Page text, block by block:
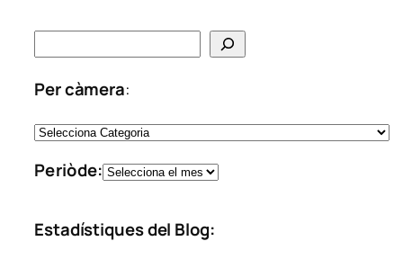
e
r
a
Per càmera:
C
t
g
o
Periòde:A
i
Estadístiques del Blog: